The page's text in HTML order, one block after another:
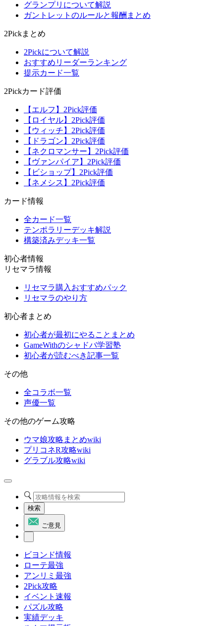
グランプリについて解説
ガントレットのルールと報酬まとめ
2Pickまとめ
2Pickについて解説
おすすめリーダーランキング
提示カード一覧
2Pickカード評価
【エルフ】2Pick評価
【ロイヤル】2Pick評価
【ウィッチ】2Pick評価
【ドラゴン】2Pick評価
【ネクロマンサー】2Pick評価
【ヴァンパイア】2Pick評価
【ビショップ】2Pick評価
【ネメシス】2Pick評価
カード情報
全カード一覧
テンポラリーデッキ解説
構築済みデッキ一覧
初心者情報
リセマラ情報
リセマラ購入おすすめパック
リセマラのやり方
初心者まとめ
初心者が最初にやることまとめ
GameWithのシャドバ学習塾
初心者が読むべき記事一覧
その他
全コラボ一覧
声優一覧
その他のゲーム攻略
ウマ娘攻略まとめwiki
プリコネR攻略wiki
グラブル攻略wiki
検索
ご意見
ビヨンド情報
ローテ最強
アンリミ最強
2Pick攻略
イベント速報
パズル攻略
実績デッキ